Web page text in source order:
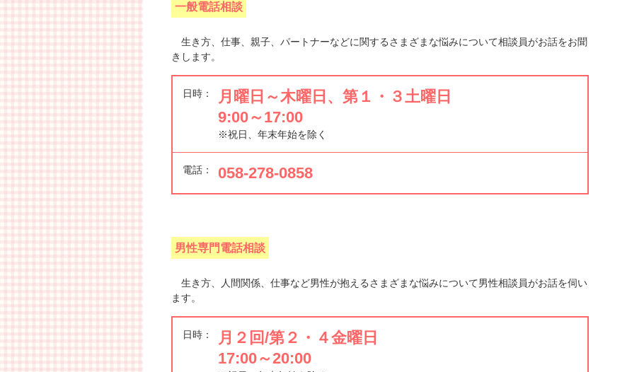
一般電話相談
生き方、仕事、親子、パートナーなどに関するさまざまな悩みについて相談員がお話をお聞
きします。
日時：
月曜日～木曜日、第１・３土曜日
9:00～17:00
※祝日、年末年始を除く
電話： 058-278-0858
男性専門電話相談
生き方、人間関係、仕事など男性が抱えるさまざまな悩みについて男性相談員がお話を伺い
ます。
日時：
月２回/第２・４金曜日
17:00～20:00